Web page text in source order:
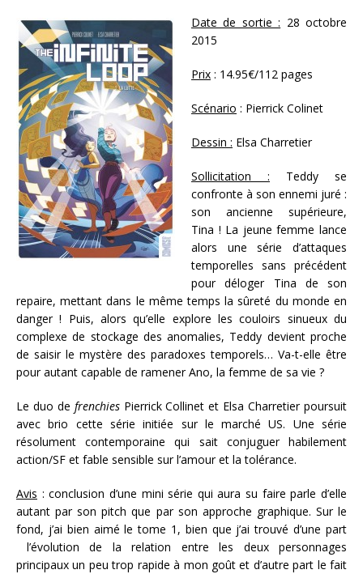
Date de sortie : 28 octobre
2015
Prix : 14.95€/112 pages
Scénario : Pierrick Colinet
Dessin : Elsa Charretier
Sollicitation : Teddy se
confronte à son ennemi juré :
son ancienne supérieure,
Tina ! La jeune femme lance
alors une série d’attaques
temporelles sans précédent
pour déloger Tina de son
repaire, mettant dans le même temps la sûreté du monde en
danger ! Puis, alors qu’elle explore les couloirs sinueux du
complexe de stockage des anomalies, Teddy devient proche
de saisir le mystère des paradoxes temporels… Va-t-elle être
pour autant capable de ramener Ano, la femme de sa vie ?
Le duo de frenchiesPierrick Collinet et Elsa Charretier poursuit
avec brio cette série initiée sur le marché US. Une série
résolument contemporaine qui sait conjuguer habilement
action/SF et fable sensible sur l’amour et la tolérance.
Avis : conclusion d’une mini série qui aura su faire parle d’elle
autant par son pitch que par son approche graphique. Sur le
fond, j’ai bien aimé le tome 1, bien que j’ai trouvé d’une part
l’évolution de la relation entre les deux personnages
principaux un peu trop rapide à mon goût et d’autre part le fait